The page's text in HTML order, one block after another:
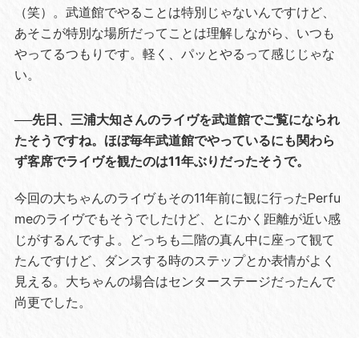
（笑）。武道館でやることは特別じゃないんですけど、
あそこが特別な場所だってことは理解しながら、いつも
やってるつもりです。軽く、パッとやるって感じじゃな
い。
──先日、三浦大知さんのライヴを武道館でご覧になられ
たそうですね。ほぼ毎年武道館でやっているにも関わら
ず客席でライヴを観たのは11年ぶりだったそうで。
今回の大ちゃんのライヴもその11年前に観に行ったPerfu
meのライヴでもそうでしたけど、とにかく距離が近い感
じがするんですよ。どっちも二階の真ん中に座って観て
たんですけど、ダンスする時のステップとか表情がよく
見える。大ちゃんの場合はセンターステージだったんで
尚更でした。